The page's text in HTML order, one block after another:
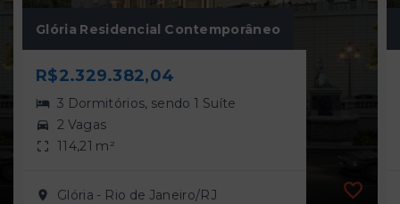
Glória Residencial Contemporâneo
R$2.329.382,04
3 Dormitórios, sendo 1 Suíte
2 Vagas
114,21 m²
Glória - Rio de Janeiro/RJ